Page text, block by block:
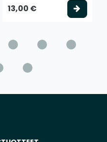
vaihtoehto
13,00 €